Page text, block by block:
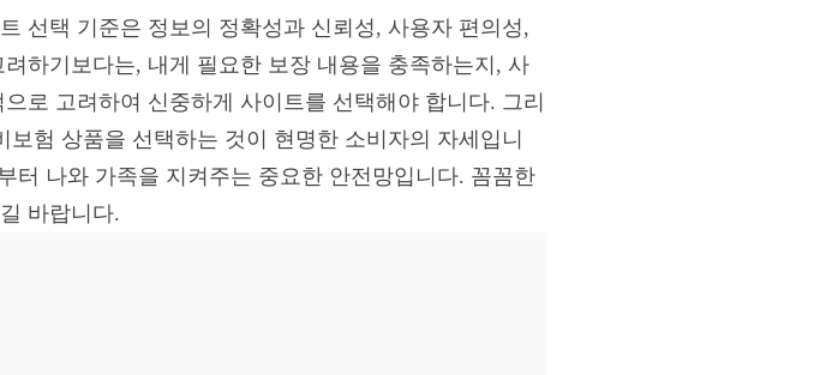
선택 기준은 정보의 정확성과 신뢰성, 사용자 편의성,
하기보다는, 내게 필요한 보장 내용을 충족하는지, 사
로 고려하여 신중하게 사이트를 선택해야 합니다. 그리
험 상품을 선택하는 것이 현명한 소비자의 자세입니
터 나와 가족을 지켜주는 중요한 안전망입니다. 꼼꼼한
바랍니다.